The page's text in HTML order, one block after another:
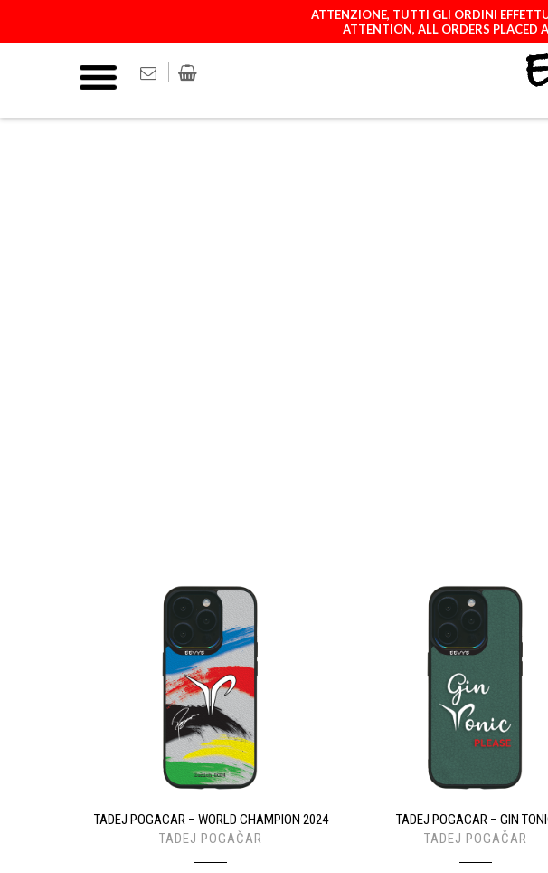
ATTENZIONE, TUTTI GLI ORDINI
ATTENTION, ALL ORDERS PLACED
TADEJ POGACAR – WORLD CHAMPION 2024
TADEJ POGAČAR
TADEJ POGACAR – GIN
TADEJ POGAČAR